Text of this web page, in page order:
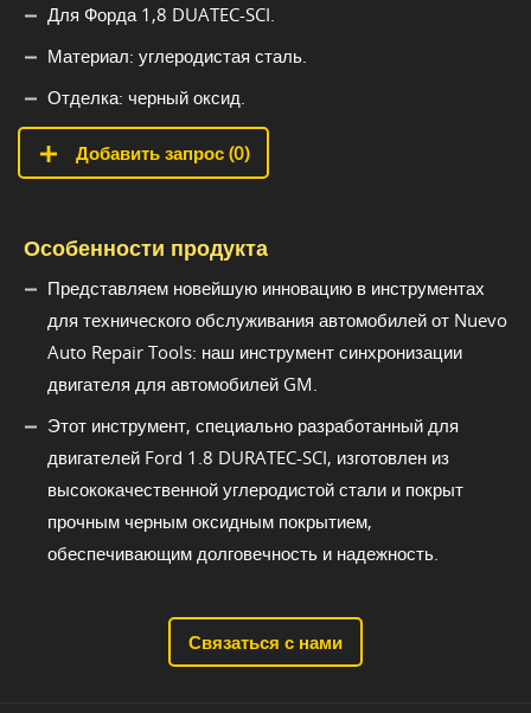
Для Форда 1,8 DUATEC-SCI.
Материал: углеродистая сталь.
Отделка: черный оксид.
Добавить запрос (0)
Особенности продукта
Представляем новейшую инновацию в инструментах
для технического обслуживания автомобилей от Nuevo
Auto Repair Tools: наш инструмент синхронизации
двигателя для автомобилей GM.
Этот инструмент, специально разработанный для
двигателей Ford 1.8 DURATEC-SCI, изготовлен из
высококачественной углеродистой стали и покрыт
прочным черным оксидным покрытием,
обеспечивающим долговечность и надежность.
Связаться с нами